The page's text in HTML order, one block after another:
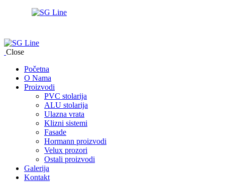
Close
Početna
O Nama
Proizvodi
PVC stolarija
ALU stolarija
Ulazna vrata
Klizni sistemi
Fasade
Hormann proizvodi
Velux prozori
Ostali proizvodi
Galerija
Kontakt